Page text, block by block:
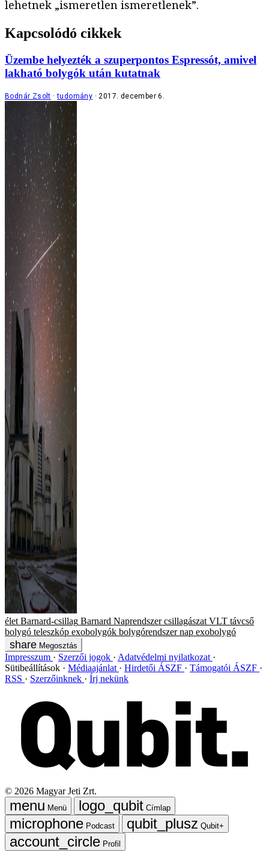
lehetnek „ismeretlen ismeretlenek”.
Kapcsolódó cikkek
Üzembe helyezték a szuperpontos Espressót, amivel
lakható bolygók után kutatnak
Bodnár Zsolt tudomány 2017. december 6.
élet Barnard-csillag Barnard Naprendszer csillagászat VLT távcső
bolygó teleszkóp exobolygók bolygórendszer nap exobolygó
Megosztás
Impresszum Szerzői jogok
Adatvédelmi nyilatkozat
Sütibeállítások
Médiaajánlat Hirdetői ÁSZF
Támogatói ÁSZF
RSS
Szerzőinknek Írj nekünk
© 2026 Magyar Jeti Zrt.
Menü
Címlap
Podcast
Qubit+
Profil